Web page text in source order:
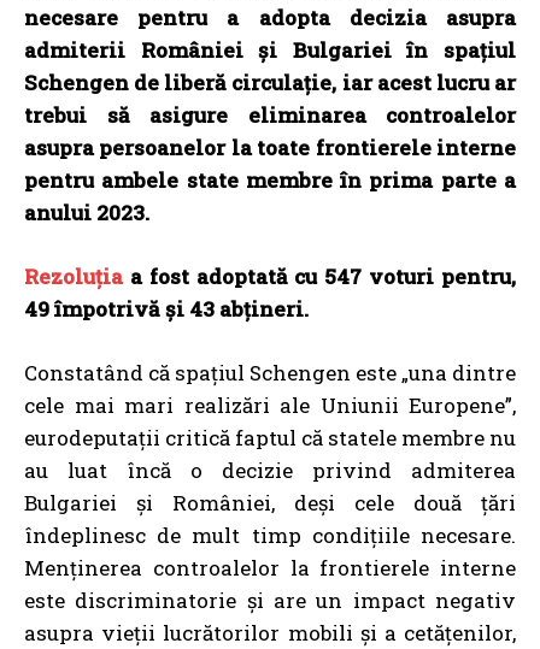
necesare pentru a adopta decizia asupra
admiterii României și Bulgariei în spațiul
Schengen de liberă circulație, iar acest lucru ar
trebui să asigure eliminarea controalelor
asupra persoanelor la toate frontierele interne
pentru ambele state membre în prima parte a
anului 2023.
Rezoluțiaa fost adoptată cu 547 voturi pentru,
49 împotrivă și 43 abțineri.
Constatând că spațiul Schengen este „una dintre
cele mai mari realizări ale Uniunii Europene”,
eurodeputații critică faptul că statele membre nu
au luat încă o decizie privind admiterea
Bulgariei și României, deși cele două țări
îndeplinesc de mult timp condițiile necesare.
Menținerea controalelor la frontierele interne
este discriminatorie și are un impact negativ
asupra vieții lucrătorilor mobili și a cetățenilor,